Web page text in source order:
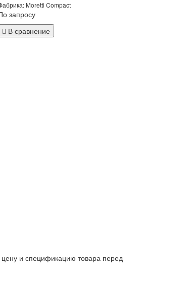
Moretti Compact
запросу
В сравнение
и спецификацию товара перед